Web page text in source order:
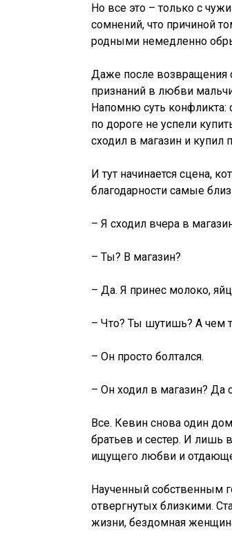
Но все это – только с
сомнений, что причиной
родными немедленно
Даже после возвращения
признаний в любви
Напомню суть конфликта:
по дороге не успели
сходил в магазин и купил
И тут начинается сцена,
благодарности самые
– Я сходил вчера в
– Ты? В магазин?
– Да. Я принес молоко,
– Что? Ты шутишь? А чем
– Он просто болтался.
– Он ходил в магазин? Да
Все. Кевин снова один
братьев и сестер. И лишь
ищущего любви и
Наученный собственным
отвергнутых близкими.
жизни, бездомная